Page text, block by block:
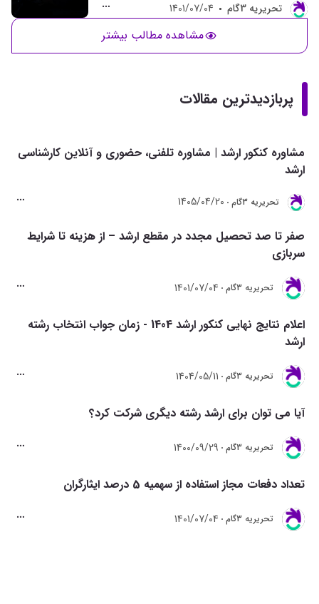
تحريريه 3گام 1401/07/04
مشاهده مطالب بیشتر
پربازدیدترین مقالات
مشاوره کنکور ارشد | مشاوره تلفنی، حضوری و آنلاین کارشناسی
ارشد
تحريريه 3گام 1405/04/20
صفر تا صد تحصیل مجدد در مقطع ارشد – از هزینه تا شرایط
سربازی
تحريريه 3گام 1401/07/04
اعلام نتایج نهایی کنکور ارشد 1404 - زمان جواب انتخاب رشته
ارشد
تحريريه 3گام 1404/05/11
آیا می توان برای ارشد رشته دیگری شرکت کرد؟
تحريريه 3گام 1400/09/29
تعداد دفعات مجاز استفاده از سهمیه 5 درصد ایثارگران
تحريريه 3گام 1401/07/04